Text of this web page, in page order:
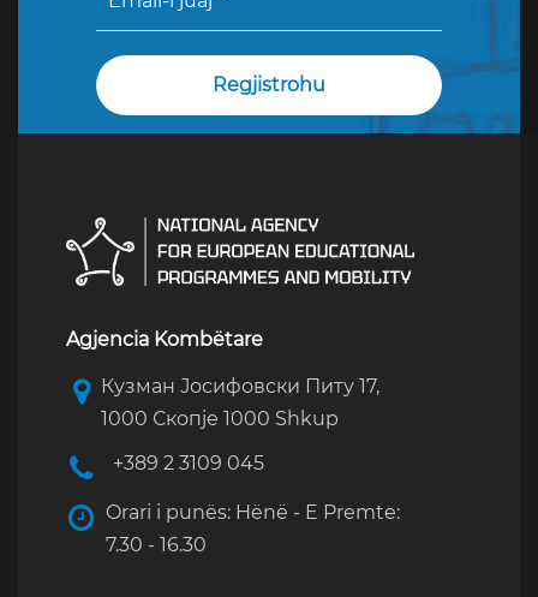
Agjencia Kombëtare
Кузман Јосифовски Питу 17,
1000 Скопје 1000 Shkup
+389 2 3109 045
Orari i punës: Hënë - E Premte:
7.30 - 16.30